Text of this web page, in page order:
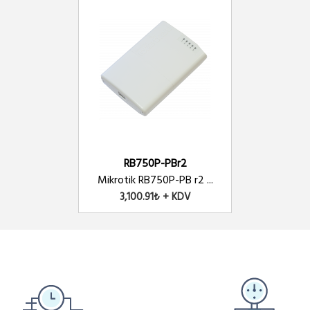
RB750P-PBr2
Mikrotik RB750P-PB r2 ...
3,100.91₺ + KDV